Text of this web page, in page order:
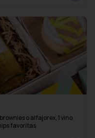
o alfajorex, 1 vino
favoritas